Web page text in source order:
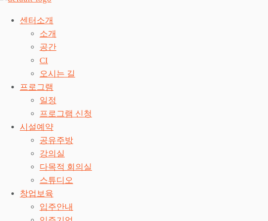
센터소개
소개
공간
CI
오시는 길
프로그램
일정
프로그램 신청
시설예약
공유주방
강의실
다목적 회의실
스튜디오
창업보육
입주안내